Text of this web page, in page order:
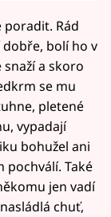
Rád
bolí ho v
a skoro
se mu
pletené
vypadají
bohužel ani
Také
jen vadí
chuť,